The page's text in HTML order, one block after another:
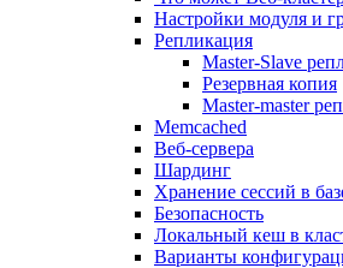
Настройки модуля и
Репликация
Master-Slave
Резервная копия
Master-master
Memcached
Веб-сервера
Шардинг
Хранение сессий в
Безопасность
Локальный кеш в
Варианты